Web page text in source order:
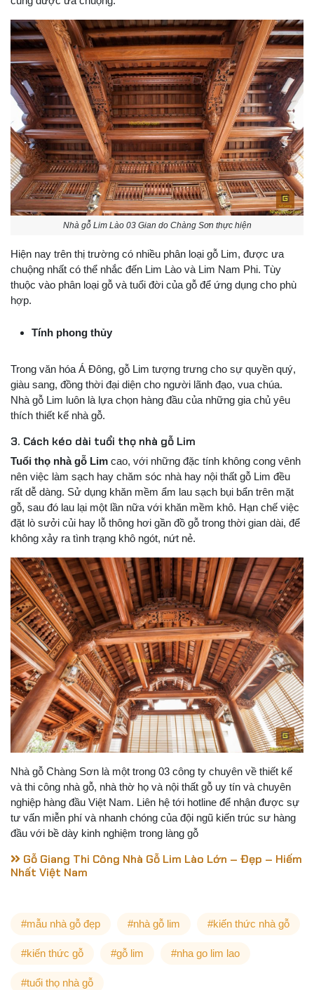
Nhà gỗ Lim Lào 03 Gian do Chàng Sơn thực hiện
Hiện nay trên thị trường có nhiều phân loại gỗ Lim, được ưa
chuộng nhất có thể nhắc đến Lim Lào và Lim Nam Phi. Tùy
thuộc vào phân loại gỗ và tuổi đời của gỗ để ứng dụng cho phù
hợp.
Tính phong thủy
Trong văn hóa Á Đông, gỗ Lim tượng trưng cho sự quyền quý,
giàu sang, đồng thời đại diện cho người lãnh đạo, vua chúa.
Nhà gỗ Lim luôn là lựa chọn hàng đầu của những gia chủ yêu
thích thiết kế nhà gỗ.
3. Cách kéo dài tuổi thọ nhà gỗ Lim
Tuổi thọ nhà gỗ Lim cao, với những đặc tính không cong vênh
nên việc làm sạch hay chăm sóc nhà hay nội thất gỗ Lim đều
rất dễ dàng. Sử dụng khăn mềm ẩm lau sạch bụi bẩn trên mặt
gỗ, sau đó lau lại một lần nữa với khăn mềm khô. Hạn chế việc
đặt lò sưởi củi hay lỗ thông hơi gần đồ gỗ trong thời gian dài, để
không xảy ra tình trạng khô ngót, nứt nẻ.
Nhà gỗ Chàng Sơn là một trong 03 công ty chuyên về thiết kế
và thi công nhà gỗ, nhà thờ họ và nội thất gỗ uy tín và chuyên
nghiệp hàng đầu Việt Nam. Liên hệ tới hotline để nhận được sự
tư vấn miễn phí và nhanh chóng của đội ngũ kiến trúc sư hàng
đầu với bề dày kinh nghiệm trong làng gỗ
Gỗ Giang Thi Công Nhà Gỗ Lim Lào Lớn – Đẹp – Hiếm
Nhất Việt Nam
#mẫu nhà gỗ đẹp #nhà gỗ lim #kiến thức nhà gỗ
#kiến thức gỗ #gỗ lim #nha go lim lao
#tuổi thọ nhà gỗ